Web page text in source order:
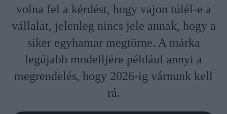
volna fel a kérdést, hogy vajon túlél-e a
vállalat, jelenleg nincs jele annak, hogy a
siker egyhamar megtörne. A márka
legújabb modelljére például annyi a
megrendelés, hogy 2026-ig várnunk kell
rá.